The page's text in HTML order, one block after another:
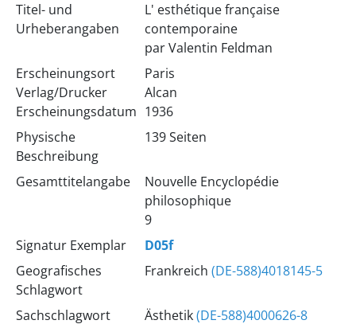
Titel- und
Urheberangaben
L' esthétique française
contemporaine
par Valentin Feldman
Erscheinungsort
Verlag/Drucker
Erscheinungsdatum
Paris
Alcan
1936
Physische
Beschreibung
139 Seiten
Gesamttitelangabe
Nouvelle Encyclopédie
philosophique
9
Signatur Exemplar
D05f
Geografisches
Schlagwort
Frankreich (DE-588)4018145-5
Sachschlagwort Ästhetik(DE-588)4000626-8